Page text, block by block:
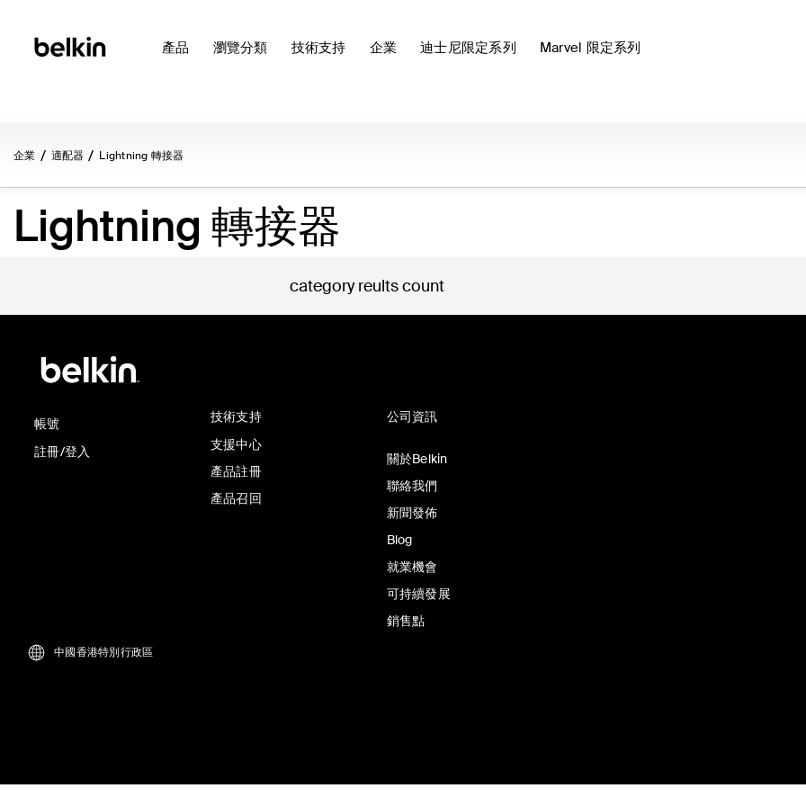
產品 瀏覽分類 技術支持 企業 迪士尼限定系列 Marvel 限定系列
企業 適配器 Lightning 轉接器
Lightning 轉接器
category reults count
帳號
註冊/登入
技術支持
支援中心
產品註冊
產品召回
公司資訊
關於Belkin
聯絡我們
新聞發佈
Blog
就業機會
可持續發展
銷售點
中國香港特別行政區